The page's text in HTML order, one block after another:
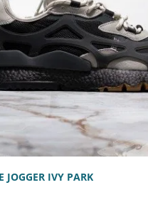
JOGGER IVY PARK